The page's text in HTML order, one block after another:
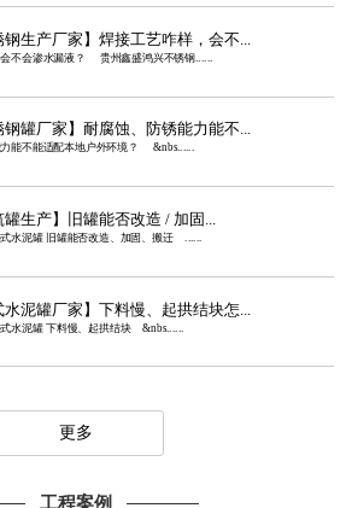
钢生产厂家】焊接工艺咋样，会不...
不会渗水漏液？ 贵州鑫盛鸿兴不锈钢......
钢罐厂家】耐腐蚀、防锈能力能不...
力能不能适配本地户外环境？ &nbs......
罐生产】旧罐能否改造 / 加固...
水泥罐 旧罐能否改造、加固、搬迁 ......
水泥罐厂家】下料慢、起拱结块怎...
水泥罐 下料慢、起拱结块 &nbs......
更多
工程案例